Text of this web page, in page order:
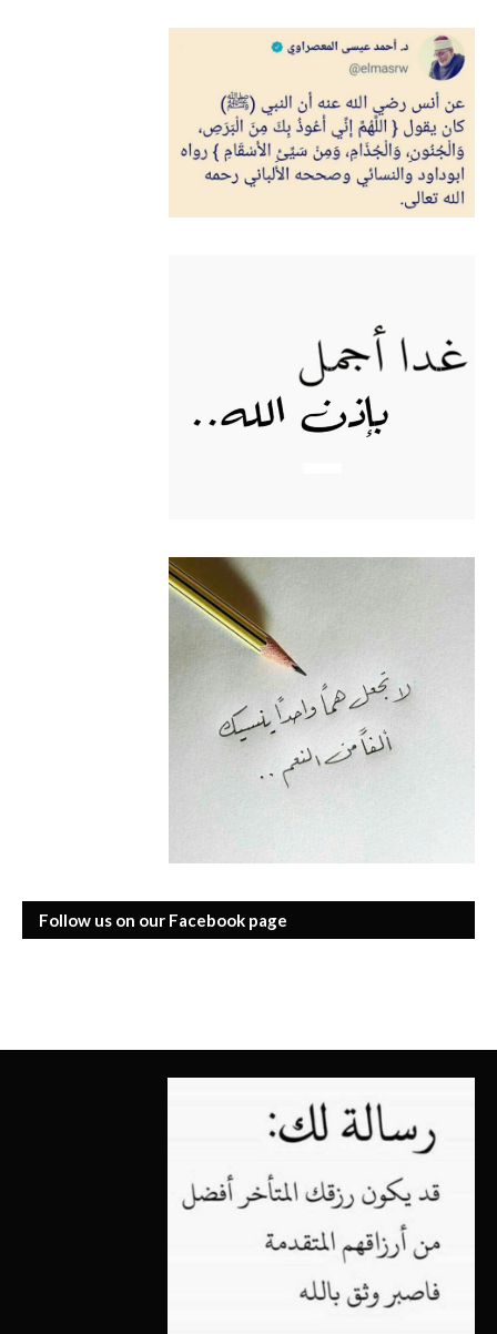
Follow us on our Facebook page